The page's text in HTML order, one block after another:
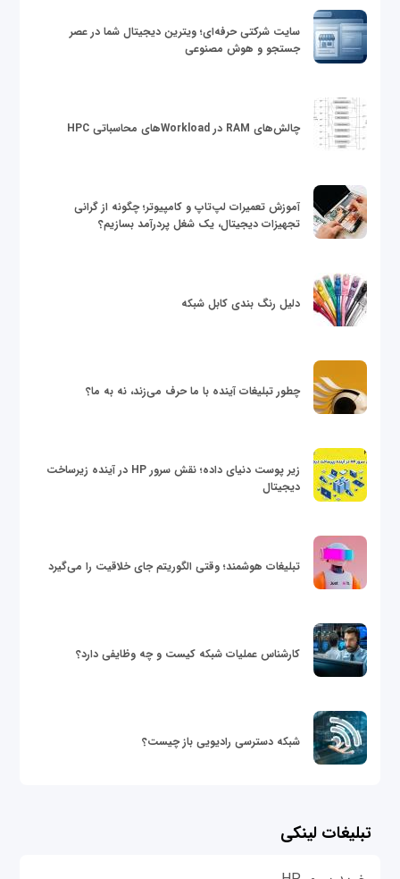
سایت شرکتی حرفه‌ای؛ ویترین دیجیتال شما در عصر
جستجو و هوش مصنوعی
چالش‌های RAM در Workloadهای محاسباتی HPC
آموزش تعمیرات لپ‌تاپ و کامپیوتر؛ چگونه از گرانی
تجهیزات دیجیتال، یک شغل پردرآمد بسازیم؟
دلیل رنگ بندی کابل شبکه
چطور تبلیغات آینده با ما حرف می‌زند، نه به ما؟
زیر پوست دنیای داده؛ نقش سرور HP در آینده زیرساخت
دیجیتال
تبلیغات هوشمند؛ وقتی الگوریتم جای خلاقیت را می‌گیرد
کارشناس عملیات شبکه کیست و چه وظایفی دارد؟
شبکه دسترسی رادیویی باز چیست؟
تبلیغات لینکی